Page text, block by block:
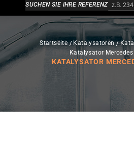
Alternativa a
SUCHEN SIE IHRE REFERENZ
Startseite Katalysatoren
Katalysator Mercedes
KATALYSATOR